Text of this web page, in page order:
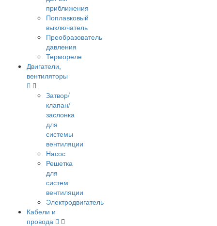
приближения
Поплавковый
выключатель
Преобразователь
давления
Термореле
Двигатели,
вентиляторы
Затвор/
клапан/
заслонка
для
системы
вентиляции
Насос
Решетка
для
систем
вентиляции
Электродвигатель
Кабели и
провода